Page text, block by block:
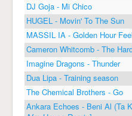
DJ Goja - Mi Chico
HUGEL - Movin' To The Sun
MASSIL IA - Golden Hour
Cameron Whitcomb - The
Imagine Dragons - Thunder
Dua Lipa - Training season
The Chemical Brothers - Go
Ankara Echoes - Beni Al (Ta